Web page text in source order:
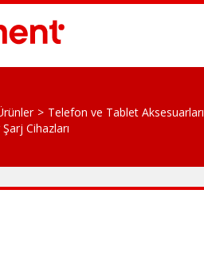
Telefon ve Tablet Aksesuarları
Cihazları